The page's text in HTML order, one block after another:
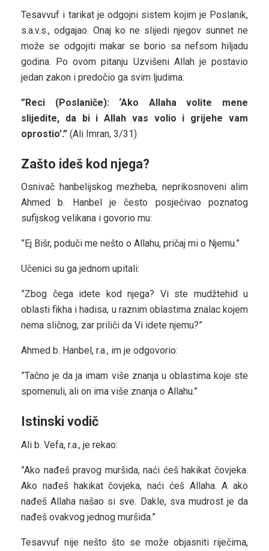
Tesavvuf i tarikat je odgojni sistem kojim je Poslanik,
s.a.v.s., odgajao. Onaj ko ne slijedi njegov sunnet ne
može se odgojiti makar se borio sa nefsom hiljadu
godina. Po ovom pitanju Uzvišeni Allah je postavio
jedan zakon i predočio ga svim ljudima:
”Reci (Poslaniče): ‘Ako Allaha volite mene
slijedite, da bi i Allah vas volio i grijehe vam
oprostio’.” (Ali Imran, 3/31)
Zašto ideš kod njega?
Osnivač hanbelijskog mezheba, neprikosnoveni alim
Ahmed b. Hanbel je često posjećivao poznatog
sufijskog velikana i govorio mu:
”Ej Bišr, poduči me nešto o Allahu, pričaj mi o Njemu.”
Učenici su ga jednom upitali:
”Zbog čega idete kod njega? Vi ste mudžtehid u
oblasti fikha i hadisa, u raznim oblastima znalac kojem
nema sličnog, zar priliči da Vi idete njemu?”
Ahmed b. Hanbel, r.a., im je odgovorio:
”Tačno je da ja imam više znanja u oblastima koje ste
spomenuli, ali on ima više znanja o Allahu.”
Istinski vodič
Ali b. Vefa, r.a., je rekao:
”Ako nađeš pravog muršida, naći ćeš hakikat čovjeka.
Ako nađeš hakikat čovjeka, naći ćeš Allaha. A ako
nađeš Allaha našao si sve. Dakle, sva mudrost je da
nađeš ovakvog jednog muršida.”
Tesavvuf nije nešto što se može objasniti riječima,